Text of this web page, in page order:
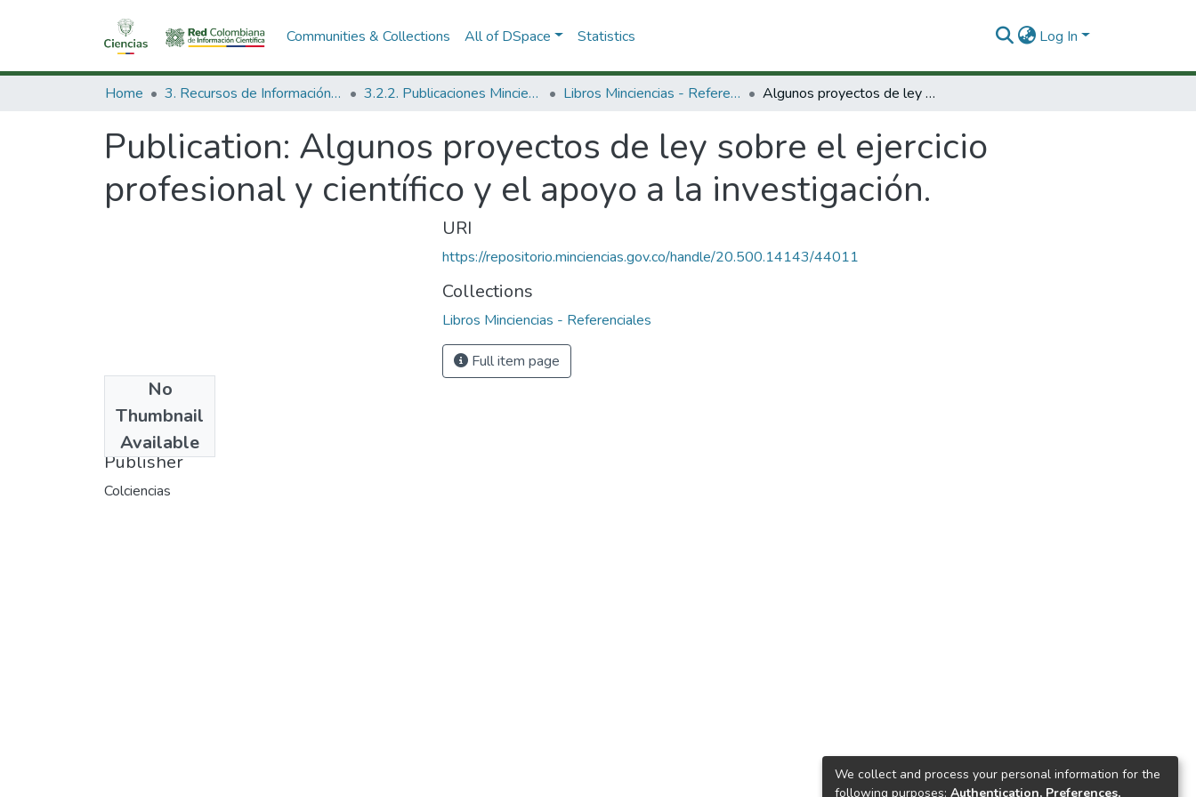
Communities & Collections All of DSpace Statistics Log In
Home 3. Recursos de Información Científica y Tecnológica 3.2.2. Publicaciones Minciencias Libros Minciencias - Referenciales Algunos proyectos de ley sobre el ejercicio profesional y científico y el apoyo a la investigación.
Publication: Algunos proyectos de ley sobre el ejercicio
profesional y científico y el apoyo a la investigación.
No
Thumbnail
Available
1972
Publisher
Colciencias
URI
https://repositorio.minciencias.gov.co/handle/20.500.14143/44011
Collections
Libros Minciencias - Referenciales
Full item page
We collect and process your personal information for the
following purposes: Authentication, Preferences,